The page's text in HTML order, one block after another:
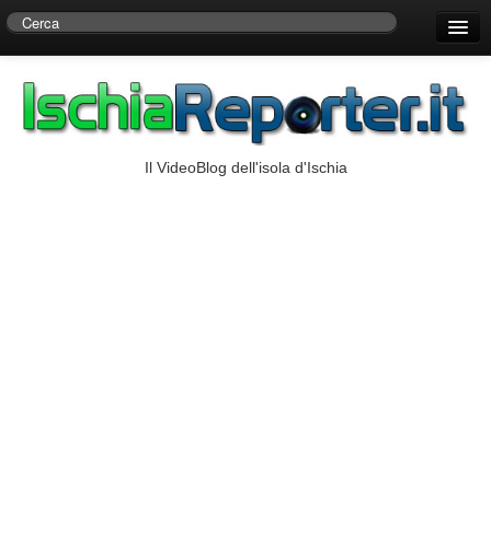
Centro di Ricerche Storiche D’Ambra
Il VideoBlog dell'isola d'Ischia